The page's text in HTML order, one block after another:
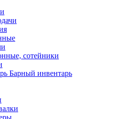
сотейники
Барный инвентарь